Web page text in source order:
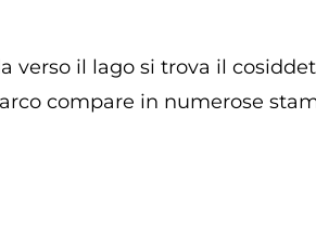
verso il lago si trova il
compare in numerose